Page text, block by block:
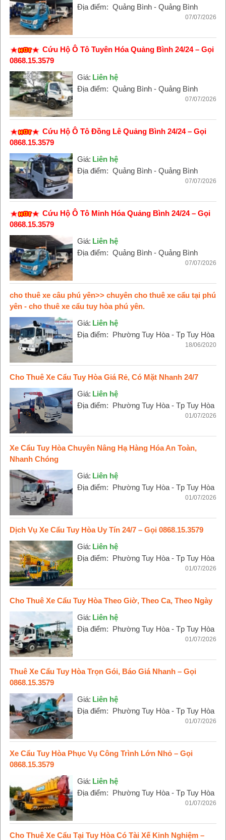
Địa điểm: Quảng Bình - Quảng Bình
07/07/2026
Cứu Hộ Ô Tô Tuyên Hóa Quảng Bình 24/24 – Gọi
0868.15.3579
Giá: Liên hệ
Địa điểm: Quảng Bình - Quảng Bình
07/07/2026
Cứu Hộ Ô Tô Đồng Lê Quảng Bình 24/24 – Gọi
0868.15.3579
Giá: Liên hệ
Địa điểm: Quảng Bình - Quảng Bình
07/07/2026
Cứu Hộ Ô Tô Minh Hóa Quảng Bình 24/24 – Gọi
0868.15.3579
Giá: Liên hệ
Địa điểm: Quảng Bình - Quảng Bình
07/07/2026
cho thuê xe câu phú yên>> chuyên cho thuê xe cẩu tại phú
yên - cho thuê xe cẩu tuy hòa phú yên.
Giá: Liên hệ
Địa điểm: Phường Tuy Hòa - Tp Tuy Hòa
18/06/2020
Cho Thuê Xe Cẩu Tuy Hòa Giá Rẻ, Có Mặt Nhanh 24/7
Giá: Liên hệ
Địa điểm: Phường Tuy Hòa - Tp Tuy Hòa
01/07/2026
Xe Cẩu Tuy Hòa Chuyên Nâng Hạ Hàng Hóa An Toàn,
Nhanh Chóng
Giá: Liên hệ
Địa điểm: Phường Tuy Hòa - Tp Tuy Hòa
01/07/2026
Dịch Vụ Xe Cẩu Tuy Hòa Uy Tín 24/7 – Gọi 0868.15.3579
Giá: Liên hệ
Địa điểm: Phường Tuy Hòa - Tp Tuy Hòa
01/07/2026
Cho Thuê Xe Cẩu Tuy Hòa Theo Giờ, Theo Ca, Theo Ngày
Giá: Liên hệ
Địa điểm: Phường Tuy Hòa - Tp Tuy Hòa
01/07/2026
Thuê Xe Cẩu Tuy Hòa Trọn Gói, Báo Giá Nhanh – Gọi
0868.15.3579
Giá: Liên hệ
Địa điểm: Phường Tuy Hòa - Tp Tuy Hòa
01/07/2026
Xe Cẩu Tuy Hòa Phục Vụ Công Trình Lớn Nhỏ – Gọi
0868.15.3579
Giá: Liên hệ
Địa điểm: Phường Tuy Hòa - Tp Tuy Hòa
01/07/2026
Cho Thuê Xe Cẩu Tại Tuy Hòa Có Tài Xế Kinh Nghiệm –